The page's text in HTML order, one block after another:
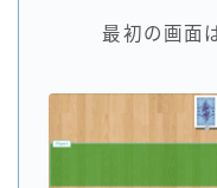
最初の画面